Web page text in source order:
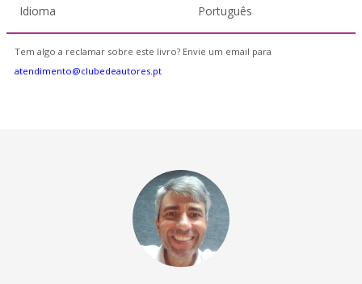
Idioma Português
Tem algo a reclamar sobre este livro? Envie um email para
atendimento@clubedeautores.pt